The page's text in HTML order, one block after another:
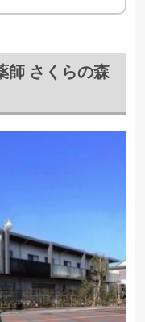
師 さくらの森